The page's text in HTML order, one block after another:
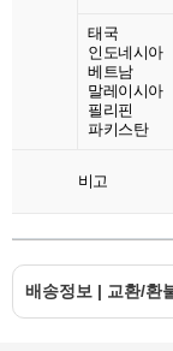
태국
인도네시아
베트남
말레이시아
필리핀
파키스탄
비고
배송정보 | 교환/환